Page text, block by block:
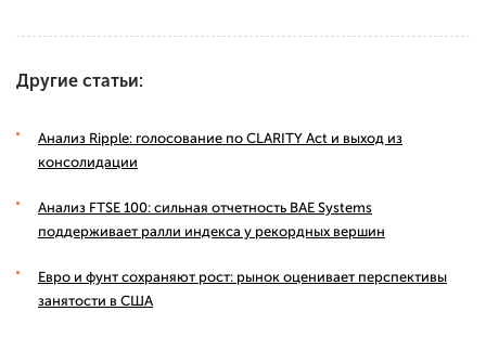
Другие статьи:
Анализ Ripple: голосование по CLARITY Act и выход из
консолидации
Анализ FTSE 100: сильная отчетность BAE Systems
поддерживает ралли индекса у рекордных вершин
Евро и фунт сохраняют рост: рынок оценивает перспективы
занятости в США